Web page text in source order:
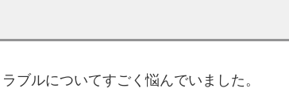
ブルについてすごく悩んでいました。